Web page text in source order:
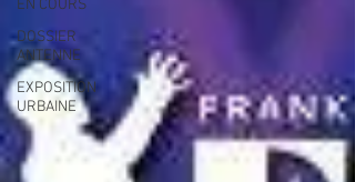
EN COURS
DOSSIER
ANTENNE
EXPOSITION
URBAINE